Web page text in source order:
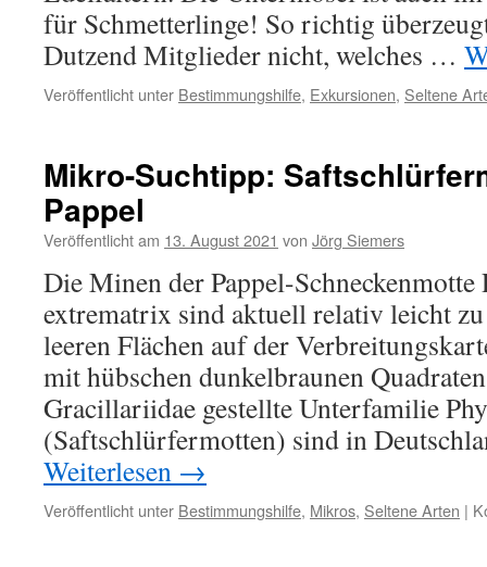
für Schmetterlinge! So richtig
Dutzend Mitglieder nicht, welches …
Veröffentlicht unter Bestimmungshilfe, Exkursionen, Seltene
Mikro-Suchtipp:
Pappel
Veröffentlicht am 13. August 2021 von Jörg Siemers
Die Minen der Pappel-
extrematrix sind aktuell relativ leicht
leeren Flächen auf der
mit hübschen dunkelbraunen
Gracillariidae gestellte Unterfamilie
(Saftschlürfermotten) sind in
Weiterlesen →
Veröffentlicht unter Bestimmungshilfe, Mikros, Seltene Arten |